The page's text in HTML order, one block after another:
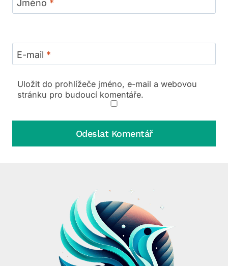
Jméno *
E-mail *
Uložit do prohlížeče jméno, e-mail a webovou
stránku pro budoucí komentáře.